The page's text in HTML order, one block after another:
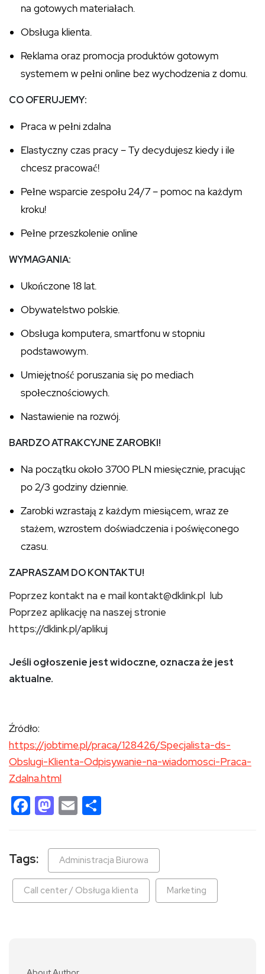
na gotowych materiałach.
Obsługa klienta.
Reklama oraz promocja produktów gotowym
systemem w pełni online bez wychodzenia z domu.
CO OFERUJEMY:
Praca w pełni zdalna
Elastyczny czas pracy – Ty decydujesz kiedy i ile
chcesz pracować!
Pełne wsparcie zespołu 24/7 – pomoc na każdym
kroku!
Pełne przeszkolenie online
WYMAGANIA:
Ukończone 18 lat.
Obywatelstwo polskie.
Obsługa komputera, smartfonu w stopniu
podstawowym.
Umiejętność poruszania się po mediach
społecznościowych.
Nastawienie na rozwój.
BARDZO ATRAKCYJNE ZAROBKI!
Na początku około 3700 PLN miesięcznie, pracując
po 2/3 godziny dziennie.
Zarobki wzrastają z każdym miesiącem, wraz ze
stażem, wzrostem doświadczenia i poświęconego
czasu.
ZAPRASZAM DO KONTAKTU!
Poprzez kontakt na e mail kontakt@dklink.pl lub
Poprzez aplikację na naszej stronie
https://dklink.pl/aplikuj
Jeśli ogłoszenie jest widoczne, oznacza że jest
aktualne.
Źródło:
https://jobtime.pl/praca/128426/Specjalista-ds-
Obslugi-Klienta-Odpisywanie-na-wiadomosci-Praca-
Zdalna.html
Facebook
Mastodon
Email
Tags: Administracja Biurowa
Call center / Obsługa klienta Marketing